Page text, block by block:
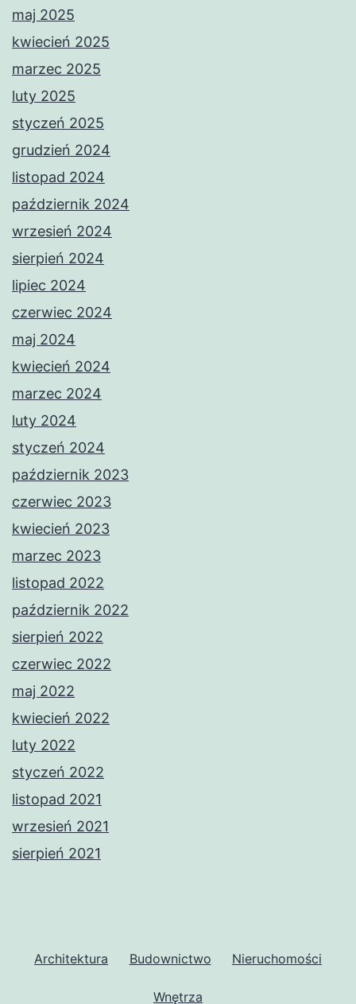
maj 2025
kwiecień 2025
marzec 2025
luty 2025
styczeń 2025
grudzień 2024
listopad 2024
październik 2024
wrzesień 2024
sierpień 2024
lipiec 2024
czerwiec 2024
maj 2024
kwiecień 2024
marzec 2024
luty 2024
styczeń 2024
październik 2023
czerwiec 2023
kwiecień 2023
marzec 2023
listopad 2022
październik 2022
sierpień 2022
czerwiec 2022
maj 2022
kwiecień 2022
luty 2022
styczeń 2022
listopad 2021
wrzesień 2021
sierpień 2021
Architektura Budownictwo Nieruchomości
Wnętrza